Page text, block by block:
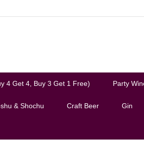
4 Get 4, Buy 3 Get 1 Free) Party
& Shochu Craft Beer Gin